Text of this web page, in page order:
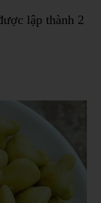
lập thành 2